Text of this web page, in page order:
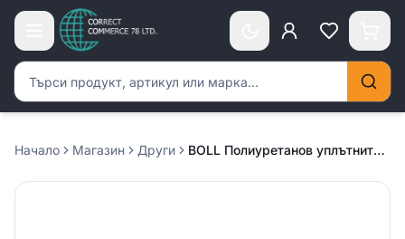
Търсене на продукти
Начало Магазин Други BOLL Полиуретанов уплътнител /сив/ 310мл